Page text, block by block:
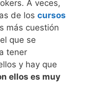
A veces,
de los cursos
más cuestión
que se
tener
y hay que
ellos es muy